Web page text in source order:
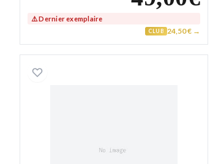
⚠️ Dernier exemplaire
CLUB 24,50 € →